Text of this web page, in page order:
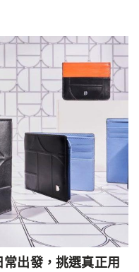
出發，挑選真正用